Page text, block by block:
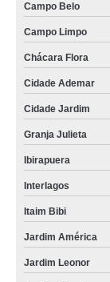
Campo Belo
Campo Limpo
Chácara Flora
Cidade Ademar
Cidade Jardim
Granja Julieta
Ibirapuera
Interlagos
Itaim Bibi
Jardim América
Jardim Leonor